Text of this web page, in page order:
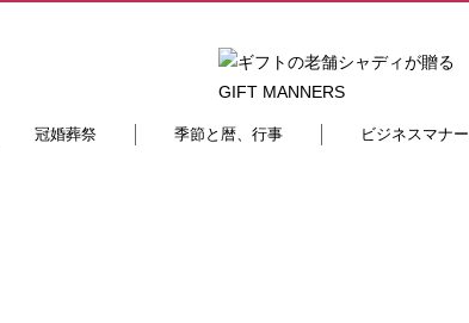
冠婚葬祭 季節と暦、行事 ビジネスマナー